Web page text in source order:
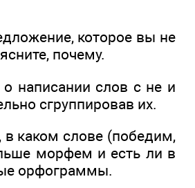
которое вы не
почему.
написании слов с не и
сгруппировав их.
в каком слове (победим,
морфем и есть ли в
орфограммы.